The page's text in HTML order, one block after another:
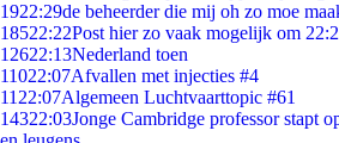
1922:29de beheerder die mij oh zo moe
18522:22Post hier zo vaak mogelijk om
12622:13Nederland toen
11022:07Afvallen met injecties #4
11 22:07Algemeen Luchtvaarttopic #61
14322:03Jonge Cambridge professor stapt